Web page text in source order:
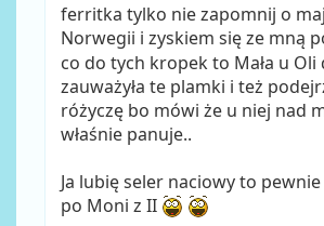
ferritka tylko nie zapomnij o
Norwegii i zyskiem się ze mną
co do tych kropek to Mała u Oli
zauważyła te plamki i też
różyczę bo mówi że u niej nad
właśnie panuje..
Ja lubię seler naciowy to
po Moni z II